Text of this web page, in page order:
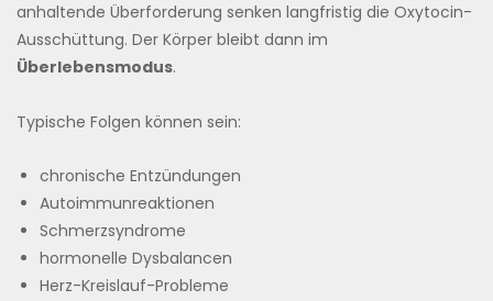
anhaltende Überforderung senken langfristig die Oxytocin-
Ausschüttung. Der Körper bleibt dann im
Überlebensmodus.
Typische Folgen können sein:
chronische Entzündungen
Autoimmunreaktionen
Schmerzsyndrome
hormonelle Dysbalancen
Herz-Kreislauf-Probleme